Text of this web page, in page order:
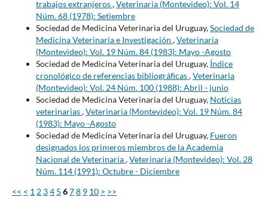
trabajos extranjeros,Veterinaria (Montevideo): Vol. 14
Núm. 68 (1978): Setiembre
Sociedad de Medicina Veterinaria del Uruguay,Sociedad de
Medicina Veterinaria e Investigación ,Veterinaria
(Montevideo): Vol. 19 Núm. 84 (1983): Mayo -Agosto
Sociedad de Medicina Veterinaria del Uruguay, Índice
cronológico de referencias bibliográficas,Veterinaria
(Montevideo): Vol. 24 Núm. 100 (1988): Abril - junio
Sociedad de Medicina Veterinaria del Uruguay, Noticias
veterinarias,Veterinaria (Montevideo): Vol. 19 Núm. 84
(1983): Mayo -Agosto
Sociedad de Medicina Veterinaria del Uruguay, Fueron
designados los primeros miembros de la Academia
Nacional de Veterinaria,Veterinaria (Montevideo): Vol. 28
Núm. 114 (1991): Octubre - Diciembre
<< < 1 2 34 5 678 9 10 > >>